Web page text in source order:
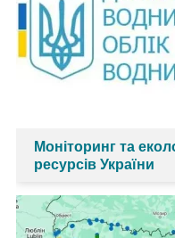
Моніторинг та
ресурсів України